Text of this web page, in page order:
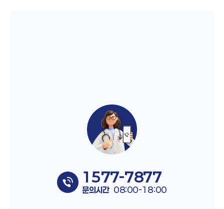
1577-7877
문의시간 08:00-18:00